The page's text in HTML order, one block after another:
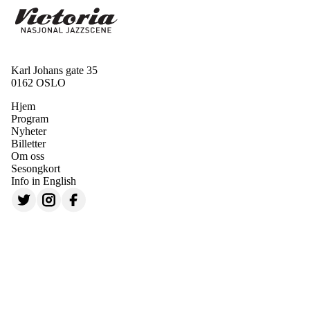
Karl Johans gate 35
0162 OSLO
Hjem
Program
Nyheter
Billetter
Om oss
Sesongkort
Info in English